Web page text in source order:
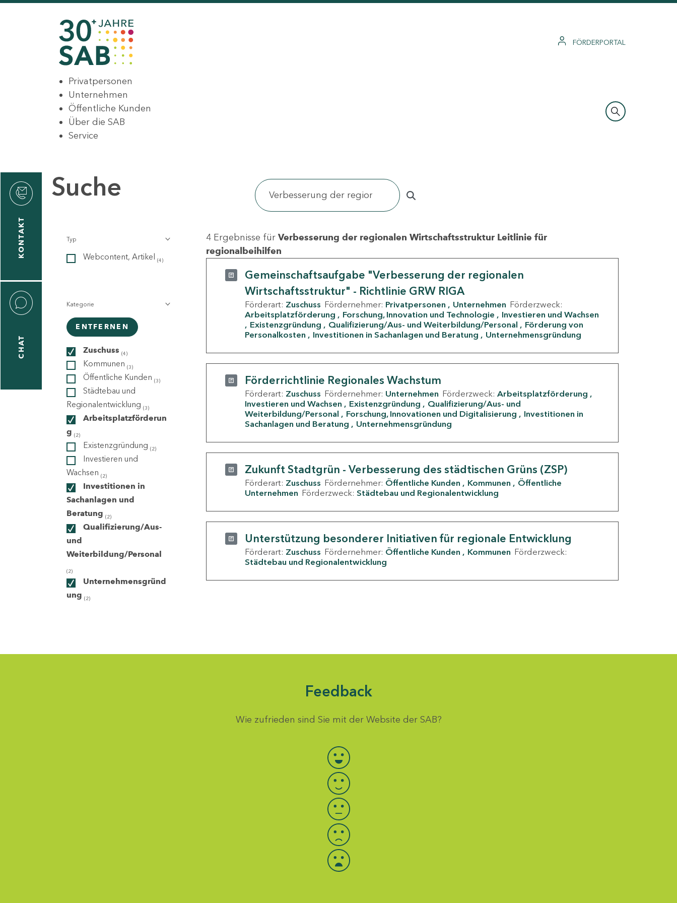
FÖRDERPORTAL
Privatpersonen
Unternehmen
Öffentliche Kunden
Über die SAB
Service
KONTAKT
CHAT
Suche
Typ
Webcontent, Artikel (4)
Kategorie
ENTFERNEN
Zuschuss (4)
Kommunen (3)
Öffentliche Kunden (3)
Städtebau und
Regionalentwicklung (3)
Arbeitsplatzförderun
g (2)
Existenzgründung (2)
Investieren und
Wachsen (2)
Investitionen in
Sachanlagen und
Beratung (2)
Qualifizierung/Aus-
und
Weiterbildung/Personal
(2)
Unternehmensgründ
ung (2)
4 Ergebnisse für Verbesserung der regionalen Wirtschaftsstruktur Leitlinie für
regionalbeihilfen
Gemeinschaftsaufgabe "Verbesserung der regionalen
Wirtschaftsstruktur" - Richtlinie GRW RIGA
Förderart: Zuschuss Fördernehmer: Privatpersonen Unternehmen Förderzweck:
Arbeitsplatzförderung
Forschung, Innovation und Technologie
Investieren und Wachsen
Existenzgründung
Qualifizierung/Aus- und Weiterbildung/Personal
Förderung von
Personalkosten
Investitionen in Sachanlagen und Beratung Unternehmensgründung
Förderrichtlinie Regionales Wachstum
Förderart: Zuschuss Fördernehmer: Unternehmen Förderzweck: Arbeitsplatzförderung
Investieren und Wachsen
Existenzgründung
Qualifizierung/Aus- und
Weiterbildung/Personal
Forschung, Innovationen und Digitalisierung
Investitionen in
Sachanlagen und Beratung
Unternehmensgründung
Zukunft Stadtgrün - Verbesserung des städtischen Grüns (ZSP)
Förderart: Zuschuss Fördernehmer: Öffentliche Kunden Kommunen
Öffentliche
Unternehmen Förderzweck: Städtebau und Regionalentwicklung
Unterstützung besonderer Initiativen für regionale Entwicklung
Förderart: Zuschuss Fördernehmer: Öffentliche Kunden Kommunen Förderzweck:
Städtebau und Regionalentwicklung
Feedback
Wie zufrieden sind Sie mit der Website der SAB?
Bewertung auswählen